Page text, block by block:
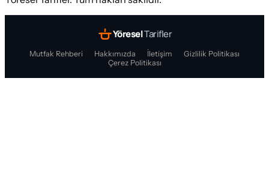
YöreselTarifler
Mutfak Rehberi Hakkımızda İletişim
Gizlilik Politikası
Çerez Politikası